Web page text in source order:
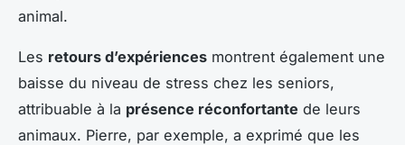
animal.
Les retours d’expériences montrent également une
baisse du niveau de stress chez les seniors,
attribuable à la présence réconfortante de leurs
animaux. Pierre, par exemple, a exprimé que les